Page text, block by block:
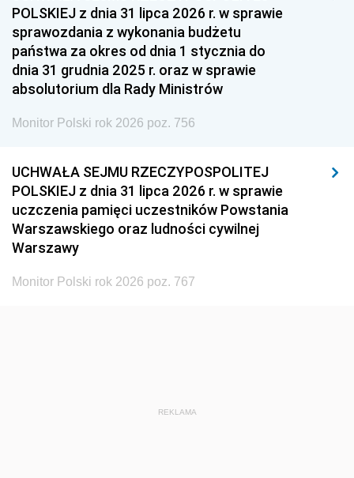
1951 1950
1948 1947 1946
1939 1938
POLSKIEJ z dnia 31 lipca 2026 r. w sprawie
sprawozdania z wykonania budżetu
państwa za okres od dnia 1 stycznia do
dnia 31 grudnia 2025 r. oraz w sprawie
absolutorium dla Rady Ministrów
Monitor Polski rok 2026 poz. 756
UCHWAŁA SEJMU RZECZYPOSPOLITEJ
POLSKIEJ z dnia 31 lipca 2026 r. w sprawie
uczczenia pamięci uczestników Powstania
Warszawskiego oraz ludności cywilnej
Warszawy
Monitor Polski rok 2026 poz. 767
REKLAMA